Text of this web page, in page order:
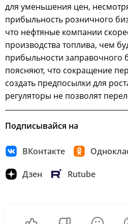
для уменьшения цен,
прибыльность розничного
что нефтяные компании
производства топлива, чем
прибыльности заправочного
поясняют, что сокращение
создать предпосылки для
регуляторы не позволят
Подписывайся на
ВКонтакте
Дзен Rutube